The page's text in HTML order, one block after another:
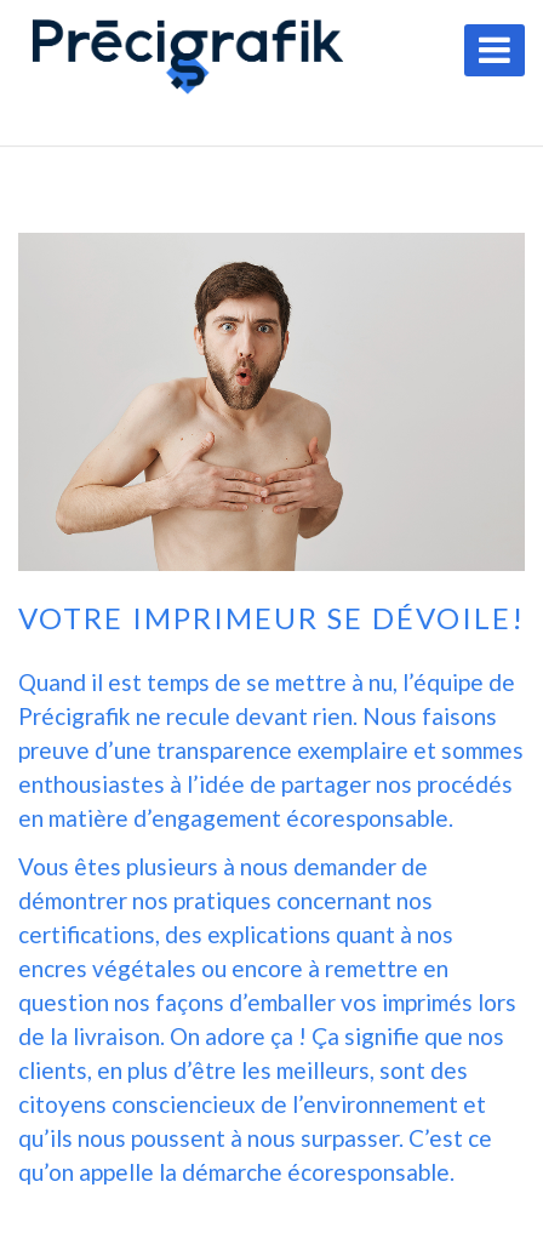
VOTRE IMPRIMEUR SE DÉVOILE!
Quand il est temps de se mettre à nu, l’équipe de
Précigrafik ne recule devant rien. Nous faisons
preuve d’une transparence exemplaire et sommes
enthousiastes à l’idée de partager nos procédés
en matière d’engagement écoresponsable.
Vous êtes plusieurs à nous demander de
démontrer nos pratiques concernant nos
certifications, des explications quant à nos
encres végétales ou encore à remettre en
question nos façons d’emballer vos imprimés lors
de la livraison. On adore ça ! Ça signifie que nos
clients, en plus d’être les meilleurs, sont des
citoyens consciencieux de l’environnement et
qu’ils nous poussent à nous surpasser. C’est ce
qu’on appelle la démarche écoresponsable.